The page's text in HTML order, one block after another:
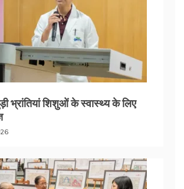
भ्रांतियां शिशुओं के स्वास्थ्य के लिए